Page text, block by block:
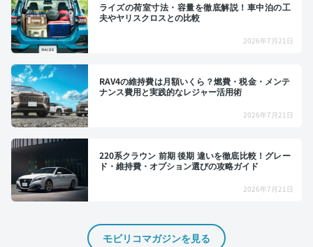
ライズの荷室寸法・容量を徹底解説！車中泊の工
夫やヤリスクロスとの比較
2026年7月21日
RAV4の維持費は月額いくら？燃費・税金・メンテ
ナンス費用と実践的なレジャー活用術
2026年7月21日
220系クラウン 前期 後期 違いを徹底比較！グレー
ド・維持費・オプション選びの攻略ガイド
2026年7月21日
モビリコマガジンを見る